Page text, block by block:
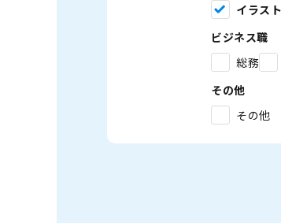
イラス
ビジネス職
総務
その他
その他